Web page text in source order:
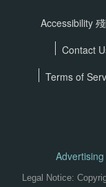
Accessibility
Contact
Terms of
Legal Notice: